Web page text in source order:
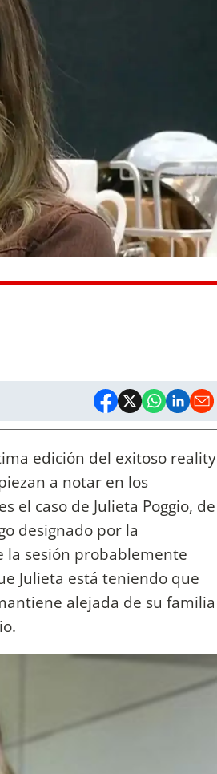
edición del exitoso reality
a notar en los
el caso de Julieta Poggio, de
designado por la
la sesión probablemente
Julieta está teniendo que
alejada de su familia